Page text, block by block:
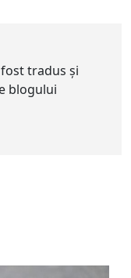
tradus și
blogului